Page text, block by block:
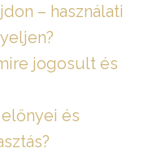
– használati
jogosult és
és